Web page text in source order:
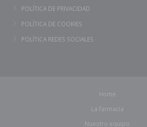
POLÍTICA DE PRIVACIDAD
POLÍTICA DE COOKIES
POLÍTICA REDES SOCIALES
Home
La farmacia
Nuestro equipo